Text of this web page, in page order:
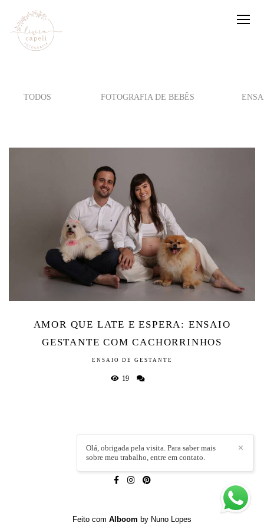
TODOS FOTOGRAFIA DE BEBÊS
AMOR QUE LATE E ESPERA: ENSAIO
GESTANTE COM CACHORRINHOS
ENSAIO DE GESTANTE
19
LÍVIA CAPELI/CONTATO
✕
Olá, obrigada pela visita. Para saber mais
sobre meu trabalho, entre em contato.
Feito com Alboom by Nuno Lopes